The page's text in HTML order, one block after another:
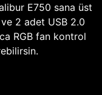
E750 sana üst
2 adet USB 2.0
RGB fan kontrol